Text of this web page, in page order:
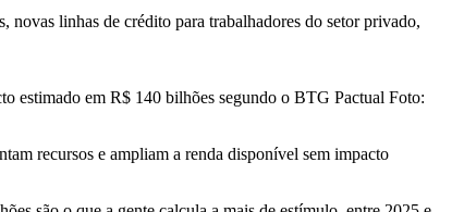
novas linhas de crédito para trabalhadores do setor privado,
estimado em R$ 140 bilhões segundo o BTG Pactual Foto:
recursos e ampliam a renda disponível sem impacto